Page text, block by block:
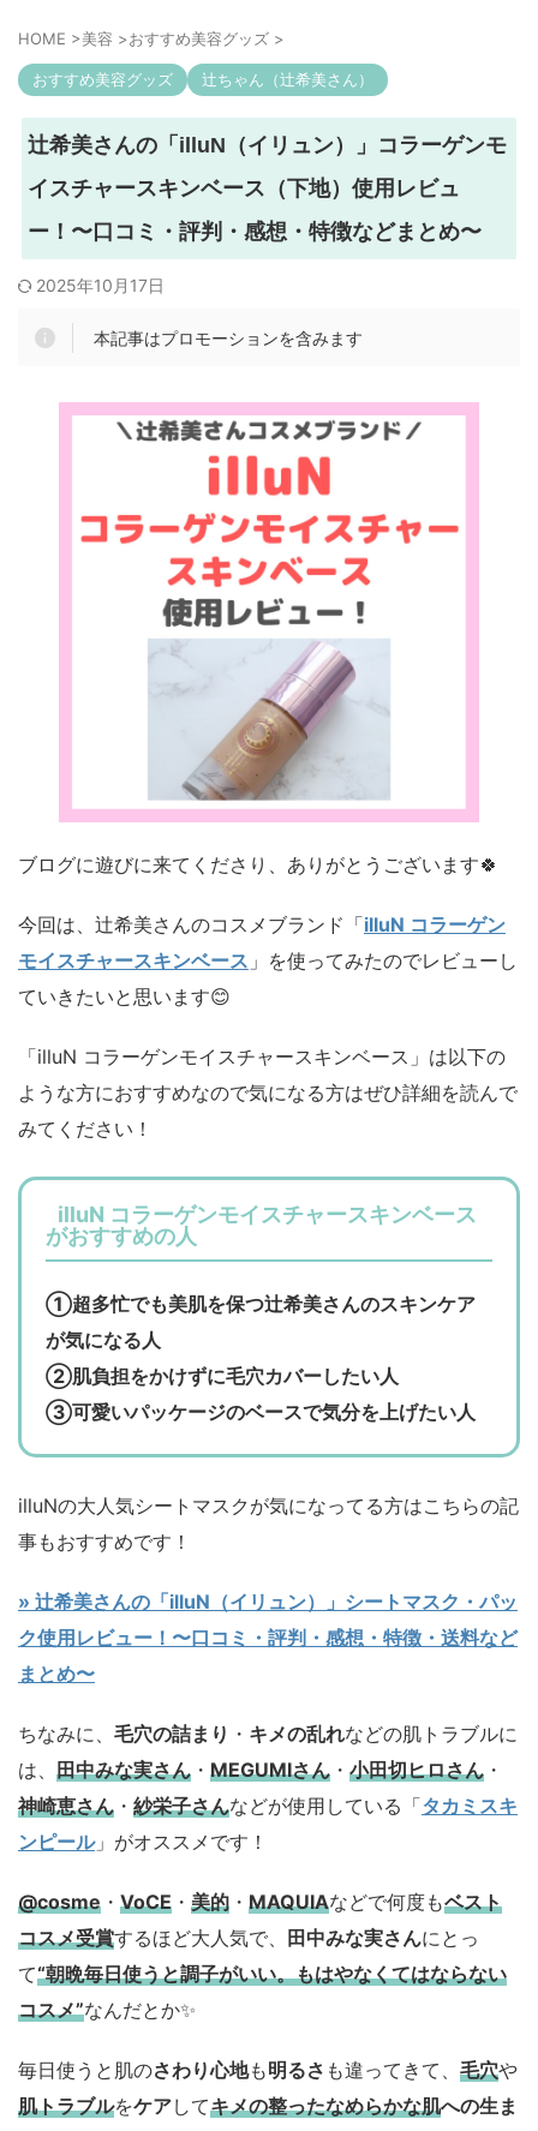
HOME >美容 >おすすめ美容グッズ >
おすすめ美容グッズ 辻ちゃん（辻希美さん）
辻希美さんの「illuN（イリュン）」コラーゲンモ
イスチャースキンベース（下地）使用レビュ
ー！〜口コミ・評判・感想・特徴などまとめ〜
2025年10月17日
本記事はプロモーションを含みます
ブログに遊びに来てくださり、ありがとうございます🍀
今回は、辻希美さんのコスメブランド「illuN コラーゲン
モイスチャースキンベース 」を使ってみたのでレビューし
ていきたいと思います😊
「illuN コラーゲンモイスチャースキンベース」は以下の
ような方におすすめなので気になる方はぜひ詳細を読んで
みてください！
illuN コラーゲンモイスチャースキンベース
がおすすめの人
①超多忙でも美肌を保つ辻希美さんのスキンケア
が気になる人
②肌負担をかけずに毛穴カバーしたい人
③可愛いパッケージのベースで気分を上げたい人
illuNの大人気シートマスクが気になってる方はこちらの記
事もおすすめです！
» 辻希美さんの「illuN（イリュン）」シートマスク・パッ
ク使用レビュー！〜口コミ・評判・感想・特徴・送料など
まとめ〜
ちなみに、 毛穴の詰まり ・ キメの乱れなどの肌トラブルに
は、 田中みな実さん ・ MEGUMIさん ・ 小田切ヒロさん ・
神崎恵さん ・ 紗栄子さんなどが使用している「タカミスキ
ンピール」がオススメです！
@cosme ・ VoCE ・ 美的 ・ MAQUIAなどで何度もベスト
コスメ受賞するほど大人気で、 田中みな実さんにとっ
て“朝晩毎日使うと調子がいい。もはやなくてはならない
コスメ”なんだとか✨
毎日使うと肌のさわり心地も明るさ も違ってきて、 毛穴や
肌トラブルをケアしてキメの整ったなめらかな肌への生ま